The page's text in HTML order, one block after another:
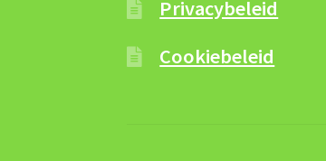
Privacybeleid
Cookiebeleid